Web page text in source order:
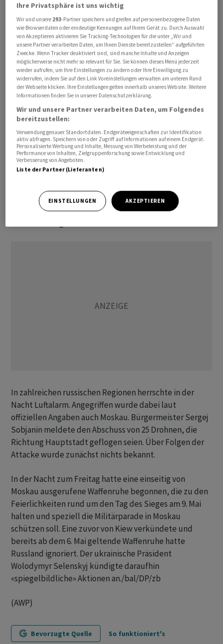
Nach Angaben Sljussars wurden in Rostow mehrere
private Wohnhäuser und ein Lkw beschädigt. In einem
Verwaltungsgebäude sei ein Brand ausgebrochen.
Ukrainische Telegram-Kanäle veröffentlichten derweil
zahlreiche Videos aus der Stadt, die schwere Brände
zeigen, die demnach bis in den Morgen anhielten. Bei
einem der getroffenen Objekte soll es sich um einen
Rüstungskonzern handeln. Unabhängig konnten diese
Berichte zunächst nicht bestätigt werden.
Aus der knapp 300 Kilometer nordöstlich von Moskau
gelegenen Stadt Jaroslawl wurden ebenfalls Einschläge
gemeldet. Nach Angaben des Internetportals «Astra»
war einmal mehr die dortige Raffinerie im Fokus der
Bildern sind schwere Brände zu sehen. Gouverneur
Michail Jewrajew bestätigte zwar den Beschuss, machte
In zahlreichen russischen Regionen herrschte in der
Nacht Luftalarm. Angegriffen wurde dabei laut
offiziellen Angaben auch Moskau. Bürgermeister Sergej
Sobjanin meldete den Abschuss von 25 Drohnen, die
Richtung Hauptstadt geflogen seien. Über Folgen der
Attacke wurde zunächst nichts bekannt.
In der Nacht zum Freitag hatte eine einseitig von
Moskau ausgerufene Waffenruhe begonnen, die zu den
Feierlichkeiten rund um den Tag des Sieges am 9. Mai
halten und speziell die Militärparade in Moskau
schützen soll. Eine zuvor von Kiew verkündete und
bereits ab dem 6. Mai geltende Waffenruhe hatte
Russland ignoriert. Der ukrainische Präsident
Wolodymyr Selenskyj kündigte daraufhin
«spiegelbildliche» Aktionen an./bal/DP/zb
(AWP)
Bevorzugte Quelle So funktioniert's
Ihre Privatsphäre ist uns wichtig
Wir und unsere 293-Partner speichern und greifen auf personenbezogene Daten
wie Browserdaten oder eindeutige Kennungen auf Ihrem Gerät zu. Durch Auswahl
von Akzeptieren aktivieren Sie Tracking-Technologien für die unter „Wir und
unsere Partner verarbeiten Daten, um Ihnen Dienste bereitzustellen“ aufgeführten
Zwecke. Wenn Tracker deaktiviert sind, sind manche Inhalte und Anzeigen
möglicherweise nicht mehr so relevant für Sie. Sie können dieses Menü jederzeit
wieder aufrufen, um Ihre Einstellungen zu ändern oder Ihre Einwilligung zu
widerrufen, indem Sie auf den Link Voreinstellungen verwalten am unteren Rand
der Webseite klicken. Ihre Einstellungen gelten innerhalb unseres Website. Weitere
Informationen finden Sie in unserer Datenschutzerklärung.
Wir und unsere Partner verarbeiten Daten, um Folgendes
bereitzustellen:
Verwendung genauer Standortdaten. Endgeräteeigenschaften zur Identifikation
aktiv abfragen. Speichern von oder Zugriff auf Informationen auf einem Endgerät.
Personalisierte Werbung und Inhalte, Messung von Werbeleistung und der
Performance von Inhalten, Zielgruppenforschung sowie Entwicklung und
Verbesserung von Angeboten.
Liste der Partner (Lieferanten)
EINSTELLUNGEN AKZEPTIEREN